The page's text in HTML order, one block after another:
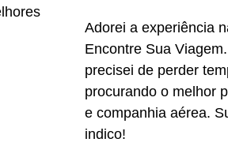
Adorei a experiência
Encontre Sua
precisei de perder
procurando o melhor
e companhia aérea.
indico!